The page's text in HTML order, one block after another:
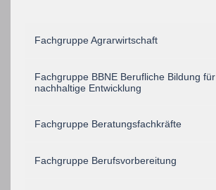
Fachgruppe Agrarwirtschaft
Fachgruppe BBNE Berufliche Bildung für
nachhaltige Entwicklung
Fachgruppe Beratungsfachkräfte
Fachgruppe Berufsvorbereitung